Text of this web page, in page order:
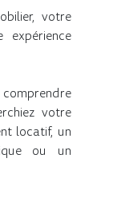
votre
comprendre
votre
locatif, un
ou un